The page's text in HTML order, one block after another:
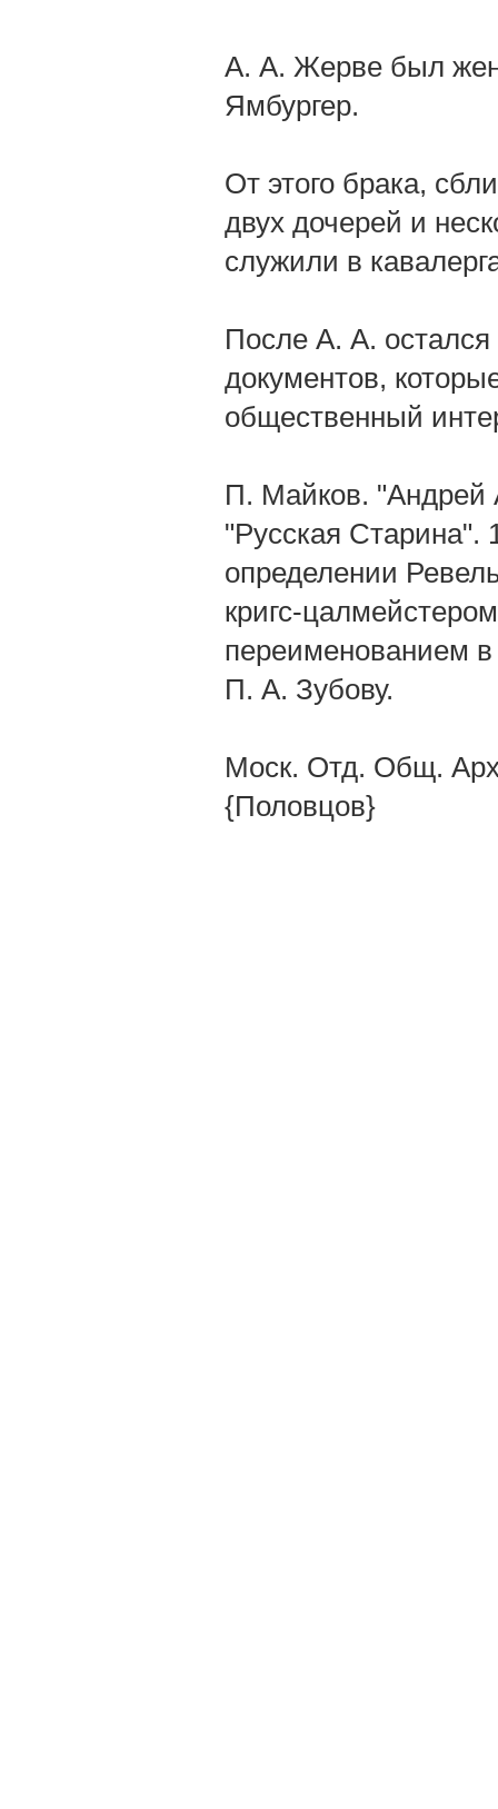
А. А. Жерве был
Ямбургер.
От этого брака,
двух дочерей и
служили в
После А. А.
документов,
общественный
П. Майков. "Андрей
"Русская
определении
кригс-
переименованием
П. А. Зубову.
Моск. Отд. Общ.
{Половцов}